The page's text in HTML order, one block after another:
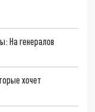
На генералов
хочет